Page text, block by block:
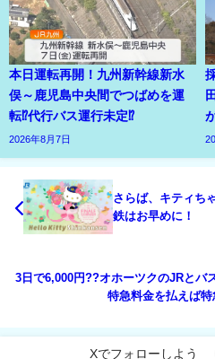
本日運転再開！九州新幹線新水
俣～鹿児島中央間でつばめを運
転⁉代行バス運行未定⁉
2026年8月7日
さらば、キティち
鉄はお早めに！
3日で6,000円??オホーツクのJRとバ
特急料金を払えば
Xでフォローしよう